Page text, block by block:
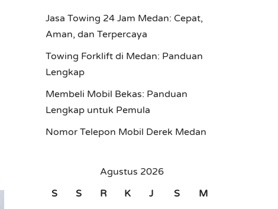
Jasa Towing 24 Jam Medan: Cepat,
Aman, dan Terpercaya
Towing Forklift di Medan: Panduan
Lengkap
Membeli Mobil Bekas: Panduan
Lengkap untuk Pemula
Nomor Telepon Mobil Derek Medan
Agustus 2026
S
S R K J S M